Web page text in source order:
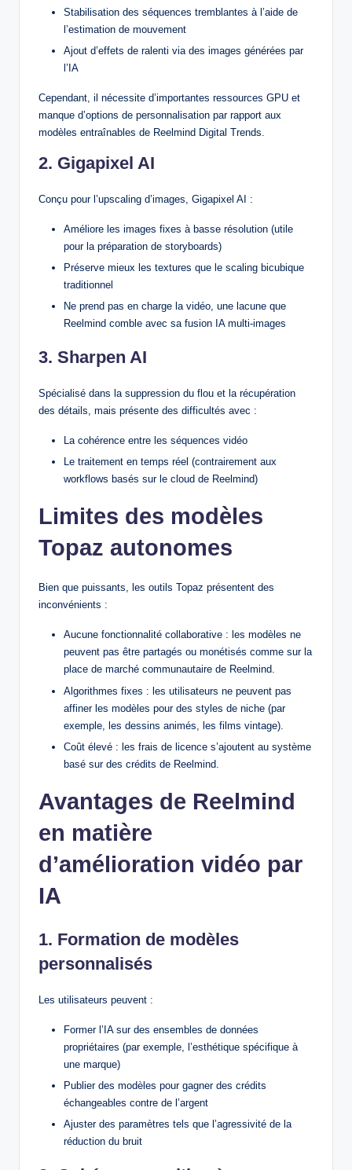
Stabilisation des séquences tremblantes à l’aide de
l’estimation de mouvement
Ajout d’effets de ralenti via des images générées par
l’IA
Cependant, il nécessite d’importantes ressources GPU et
manque d’options de personnalisation par rapport aux
modèles entraînables de Reelmind Digital Trends.
2. Gigapixel AI
Conçu pour l’upscaling d’images, Gigapixel AI :
Améliore les images fixes à basse résolution (utile
pour la préparation de storyboards)
Préserve mieux les textures que le scaling bicubique
traditionnel
Ne prend pas en charge la vidéo, une lacune que
Reelmind comble avec sa fusion IA multi-images
3. Sharpen AI
Spécialisé dans la suppression du flou et la récupération
des détails, mais présente des difficultés avec :
La cohérence entre les séquences vidéo
Le traitement en temps réel (contrairement aux
workflows basés sur le cloud de Reelmind)
Limites des modèles
Topaz autonomes
Bien que puissants, les outils Topaz présentent des
inconvénients :
Aucune fonctionnalité collaborative : les modèles ne
peuvent pas être partagés ou monétisés comme sur la
place de marché communautaire de Reelmind.
Algorithmes fixes : les utilisateurs ne peuvent pas
affiner les modèles pour des styles de niche (par
exemple, les dessins animés, les films vintage).
Coût élevé : les frais de licence s’ajoutent au système
basé sur des crédits de Reelmind.
Avantages de Reelmind
en matière
d’amélioration vidéo par
IA
1. Formation de modèles
personnalisés
Les utilisateurs peuvent :
Former l’IA sur des ensembles de données
propriétaires (par exemple, l’esthétique spécifique à
une marque)
Publier des modèles pour gagner des crédits
échangeables contre de l’argent
Ajuster des paramètres tels que l’agressivité de la
réduction du bruit